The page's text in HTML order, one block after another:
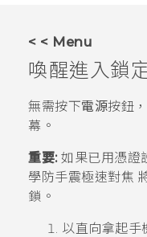
配件
VIVERSE
應用程式
登入
< < Menu
喚醒進入鎖
無需按下電源按鈕
幕。
重要:如果已用憑證
學防手震極速對焦
鎖。
以直向拿起手